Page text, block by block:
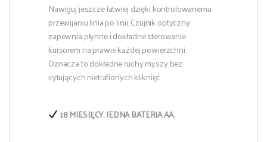
Nawiguj jeszcze łatwiej dzięki kontrolowanemu
przewijaniu linia po linii. Czujnik optyczny
zapewnia płynne i dokładne sterowanie
kursorem na prawie każdej powierzchni.
Oznacza to dokładne ruchy myszy bez
irytujących nietrafionych kliknięć.
18 MIESIĘCY. JEDNA BATERIA AA.